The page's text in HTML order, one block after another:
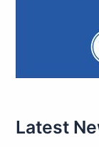
Latest